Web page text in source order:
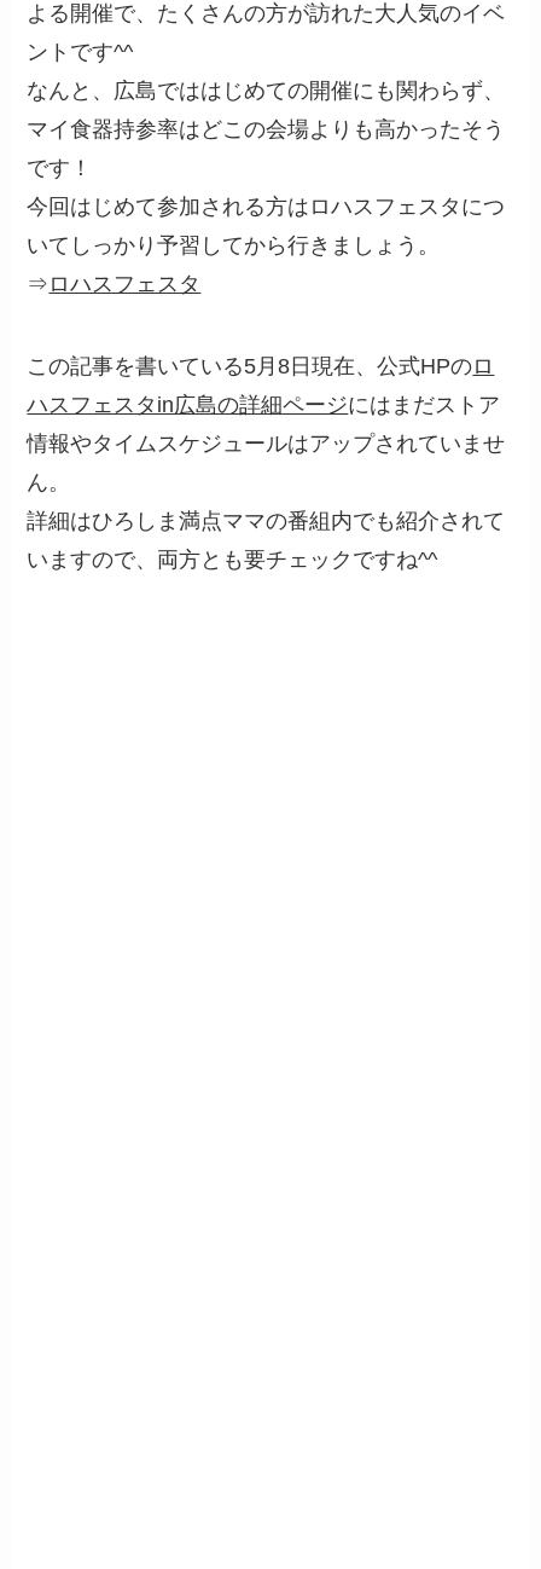
よる開催で、たくさんの方が訪れた大人気のイベ
ントです^^
なんと、広島でははじめての開催にも関わらず、
マイ食器持参率はどこの会場よりも高かったそう
です！
今回はじめて参加される方はロハスフェスタにつ
いてしっかり予習してから行きましょう。
⇒ ロハスフェスタ
この記事を書いている5月8日現在、公式HPのロ
ハスフェスタin広島の詳細ページにはまだストア
情報やタイムスケジュールはアップされていませ
ん。
詳細はひろしま満点ママの番組内でも紹介されて
いますので、両方とも要チェックですね^^